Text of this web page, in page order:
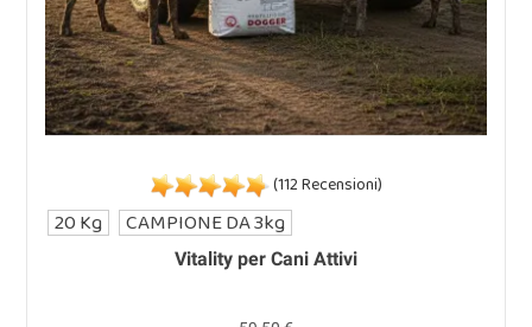
Vitality per Cani Attivi
(112 Recensioni)
20 Kg CAMPIONE DA 3kg